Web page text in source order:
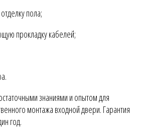
пола;
прокладку кабелей;
знаниями и опытом для
монтажа входной двери. Гарантия
год.